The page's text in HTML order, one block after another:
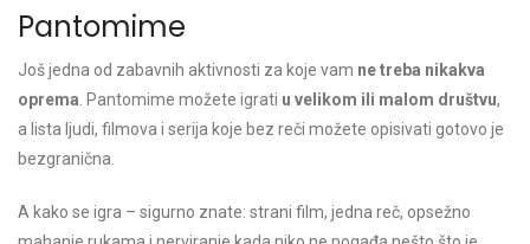
Pantomime
Još jedna od zabavnih aktivnosti za koje vam ne treba nikakva
oprema. Pantomime možete igrati u velikom ili malom društvu,
a lista ljudi, filmova i serija koje bez reči možete opisivati gotovo je
bezgranična.
A kako se igra – sigurno znate: strani film, jedna reč, opsežno